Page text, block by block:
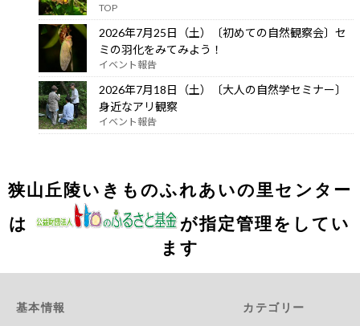
TOP
2026年7月25日（土）〔初めての自然観察会〕セ
ミの羽化をみてみよう！
イベント報告
2026年7月18日（土）〔大人の自然学セミナー〕
身近なアリ観察
イベント報告
狭山丘陵いきものふれあいの里センター
は
が指定管理をしてい
ます
基本情報 カテゴリー